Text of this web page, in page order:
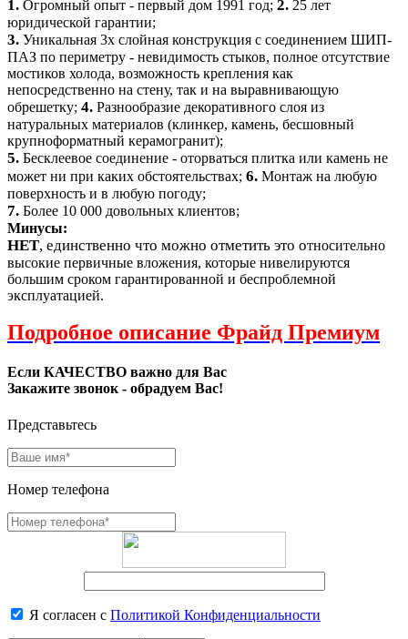
1. Огромный опыт - первый дом 1991 год; 2. 25 лет
юридической гарантии;
3. Уникальная 3х слойная конструкция с соединением ШИП-
ПАЗ по периметру - невидимость стыков, полное отсутствие
мостиков холода, возможность крепления как
непосредственно на стену, так и на выравнивающую
обрешетку; 4. Разнообразие декоративного слоя из
натуральных материалов (клинкер, камень, бесшовный
крупноформатный керамогранит);
5. Бесклеевое соединение - оторваться плитка или камень не
может ни при каких обстоятельствах; 6. Монтаж на любую
поверхность и в любую погоду;
7. Более 10 000 довольных клиентов;
Минусы:
НЕТ, единственно что можно отметить это относительно
высокие первичные вложения, которые нивелируются
большим сроком гарантированной и беспроблемной
эксплуатацией.
Подробное описание Фрайд Премиум
Если КАЧЕСТВО важно для Вас
Закажите звонок - обрадуем Вас!
Представьтесь
Номер телефона
Я согласен с Политикой Конфиденциальности